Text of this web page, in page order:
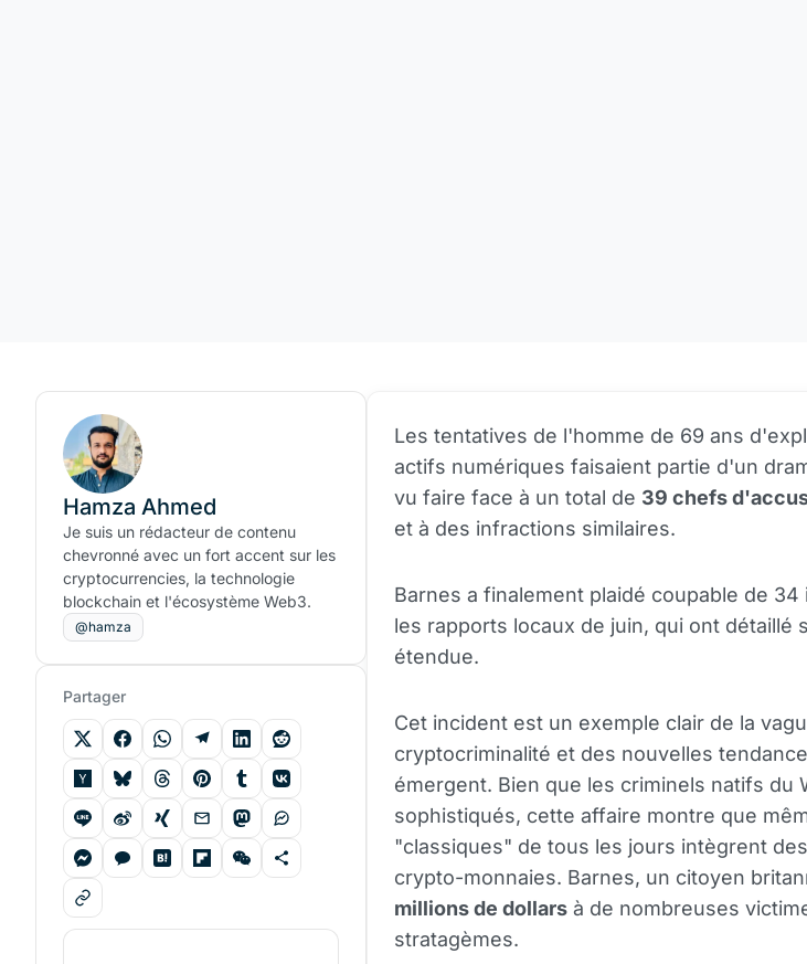
Les tentatives de l'homme de 69 ans
actifs numériques faisaient partie d'un
vu faire face à un total de 39 chefs
et à des infractions similaires.
Barnes a finalement plaidé coupable de
les rapports locaux de juin, qui ont détaillé
étendue.
Cet incident est un exemple clair de la
cryptocriminalité et des nouvelles
émergent. Bien que les criminels natifs du
sophistiqués, cette affaire montre que
"classiques" de tous les jours intègrent
crypto-monnaies. Barnes, un citoyen
millions de dollars à de nombreuses
stratagèmes.
Hamza Ahmed
Je suis un rédacteur de contenu
chevronné avec un fort accent sur les
cryptocurrencies, la technologie
blockchain et l'écosystème Web3.
@hamza
Partager